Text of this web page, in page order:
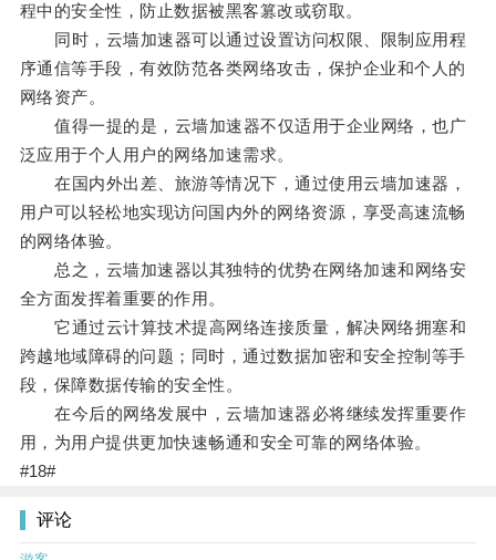
程中的安全性，防止数据被黑客篡改或窃取。
同时，云墙加速器可以通过设置访问权限、限制应用程
序通信等手段，有效防范各类网络攻击，保护企业和个人的
网络资产。
值得一提的是，云墙加速器不仅适用于企业网络，也广
泛应用于个人用户的网络加速需求。
在国内外出差、旅游等情况下，通过使用云墙加速器，
用户可以轻松地实现访问国内外的网络资源，享受高速流畅
的网络体验。
总之，云墙加速器以其独特的优势在网络加速和网络安
全方面发挥着重要的作用。
它通过云计算技术提高网络连接质量，解决网络拥塞和
跨越地域障碍的问题；同时，通过数据加密和安全控制等手
段，保障数据传输的安全性。
在今后的网络发展中，云墙加速器必将继续发挥重要作
用，为用户提供更加快速畅通和安全可靠的网络体验。
#18#
评论